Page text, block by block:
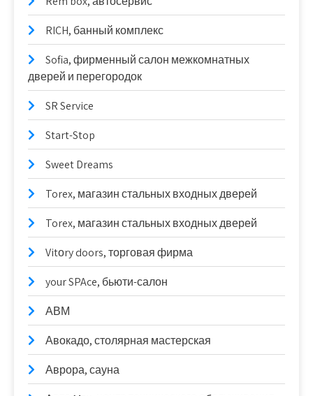
RICH, банный комплекс
Sofia, фирменный салон межкомнатных
дверей и перегородок
SR Service
Start-Stop
Sweet Dreams
Torex, магазин стальных входных дверей
Torex, магазин стальных входных дверей
Vitоry doors, торговая фирма
your SPAce, бьюти-салон
АВМ
Авокадо, столярная мастерская
Аврора, сауна